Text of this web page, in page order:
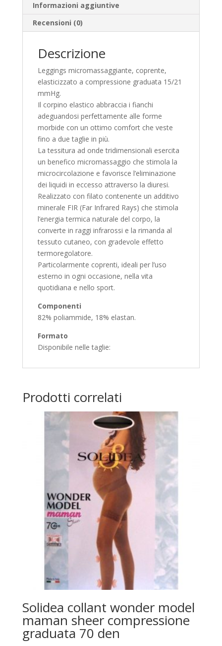
Informazioni aggiuntive
Recensioni (0)
Descrizione
Leggings micromassaggiante, coprente,
elasticizzato a compressione graduata 15/21
mmHg.
Il corpino elastico abbraccia i fianchi
adeguandosi perfettamente alle forme
morbide con un ottimo comfort che veste
fino a due taglie in più.
La tessitura ad onde tridimensionali esercita
un benefico micromassaggio che stimola la
microcircolazione e favorisce l’eliminazione
dei liquidi in eccesso attraverso la diuresi.
Realizzato con filato contenente un additivo
minerale FIR (Far Infrared Rays) che stimola
l’energia termica naturale del corpo, la
converte in raggi infrarossi e la rimanda al
tessuto cutaneo, con gradevole effetto
termoregolatore.
Particolarmente coprenti, ideali per l’uso
esterno in ogni occasione, nella vita
quotidiana e nello sport.
Componenti
82% poliammide, 18% elastan.
Formato
Disponibile nelle taglie:
Prodotti correlati
Solidea collant wonder model
maman sheer compressione
graduata 70 den